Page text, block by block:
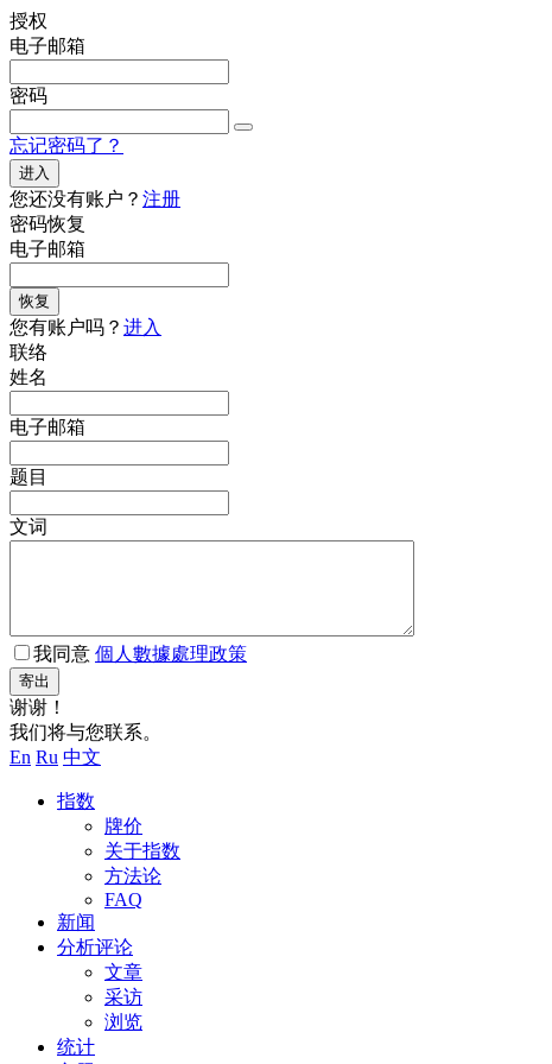
授权
电子邮箱
密码
忘记密码了？
进入
您还没有账户？ 注册
密码恢复
电子邮箱
恢复
您有账户吗？ 进入
联络
姓名
电子邮箱
题目
文词
我同意 個人數據處理政策
寄出
谢谢！
我们将与您联系。
En Ru 中文
指数
牌价
关于指数
方法论
FAQ
新闻
分析评论
文章
采访
浏览
统计